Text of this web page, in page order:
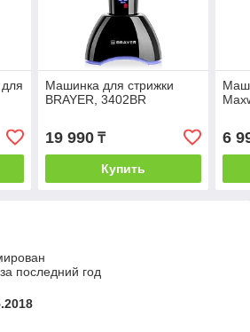
Машинка для стрижки
BRAYER, 3402BR
19 990₸
Купить
6
последний год